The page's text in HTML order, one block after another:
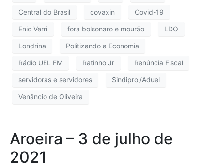
Central do Brasil covaxin Covid-19
Enio Verri fora bolsonaro e mourão LDO
Londrina Politizando a Economia
Rádio UEL FM Ratinho Jr Renúncia Fiscal
servidoras e servidores Sindiprol/Aduel
Venâncio de Oliveira
Aroeira – 3 de julho de
2021